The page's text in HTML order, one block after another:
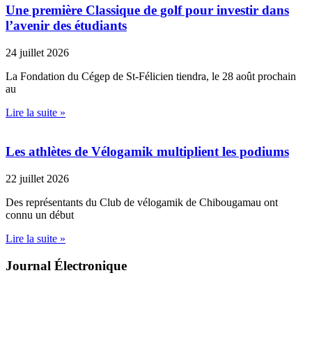
Une première Classique de golf pour investir dans
l’avenir des étudiants
24 juillet 2026
La Fondation du Cégep de St-Félicien tiendra, le 28 août prochain
au
Lire la suite »
Les athlètes de Vélogamik multiplient les podiums
22 juillet 2026
Des représentants du Club de vélogamik de Chibougamau ont
connu un début
Lire la suite »
Journal Électronique